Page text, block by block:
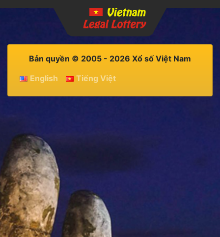
Bản quyền © 2005 - 2026 Xổ số Việt Nam
English
Tiếng Việt